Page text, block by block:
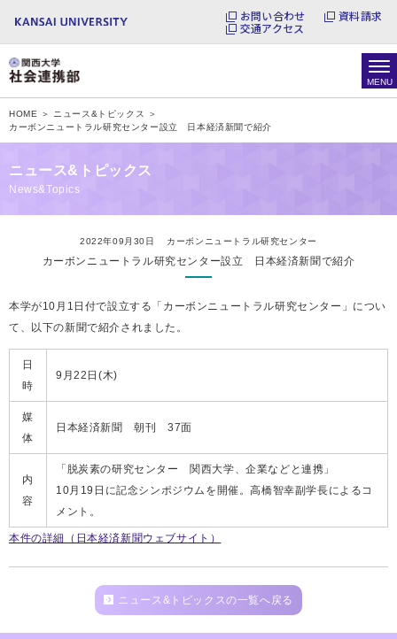
お問い合わせ
資料請求
交通アクセス
HOME ＞
ニュース&トピックス ＞
カーボンニュートラル研究センター設立 日本経済新聞で紹介
ニュース&トピックス
News&Topics
2022年09月30日 カーボンニュートラル研究センター
カーボンニュートラル研究センター設立 日本経済新聞で紹介
本学が10月1日付で設立する「カーボンニュートラル研究センター」につい
て、以下の新聞で紹介されました。
日
時
9月22日(木)
媒
体
日本経済新聞 朝刊 37面
内
容
「脱炭素の研究センター 関西大学、企業などと連携」
10月19日に記念シンポジウムを開催。高橋智幸副学長によるコ
メント。
本件の詳細（日本経済新聞ウェブサイト）
ニュース&トピックスの一覧へ戻る